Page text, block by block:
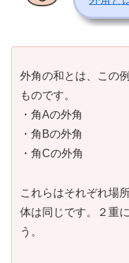
外角の和とは、この
ものです。
・角Aの外角
・角Bの外角
・角Cの外角
これらはそれぞれ場
体は同じです。２重
う。